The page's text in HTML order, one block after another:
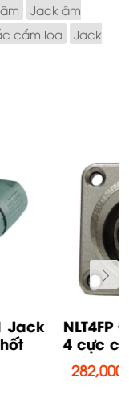
Jack âm
cắm loa
Jack
Đầu nối khung
Neutrik